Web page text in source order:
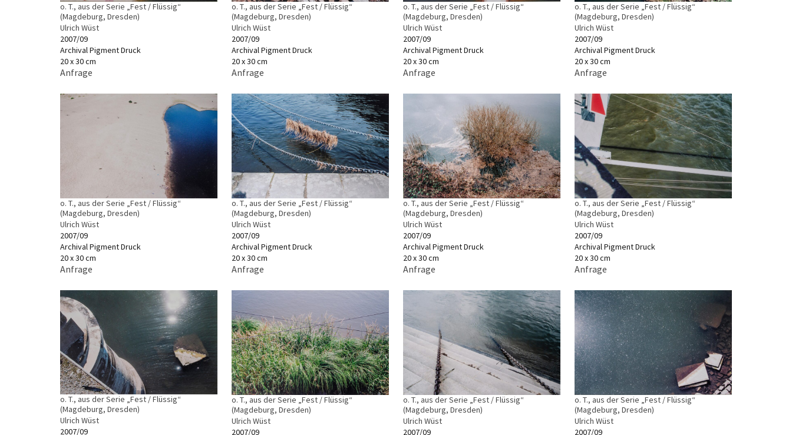
o. T., aus der Serie „Fest / Flüssig“
(Magdeburg, Dresden)
Ulrich Wüst
2007/09
Archival Pigment Druck
20 x 30 cm
Anfrage
o. T., aus der Serie „Fest / Flüssig“
(Magdeburg, Dresden)
Ulrich Wüst
2007/09
Archival Pigment Druck
20 x 30 cm
Anfrage
o. T., aus der Serie „Fest / Flüssig“
(Magdeburg, Dresden)
Ulrich Wüst
2007/09
Archival Pigment Druck
20 x 30 cm
Anfrage
o. T., aus der Serie „Fest / Flüssig“
(Magdeburg, Dresden)
Ulrich Wüst
2007/09
Archival Pigment Druck
20 x 30 cm
Anfrage
o. T., aus der Serie „Fest / Flüssig“
(Magdeburg, Dresden)
Ulrich Wüst
2007/09
Archival Pigment Druck
20 x 30 cm
Anfrage
o. T., aus der Serie „Fest / Flüssig“
(Magdeburg, Dresden)
Ulrich Wüst
2007/09
Archival Pigment Druck
20 x 30 cm
Anfrage
o. T., aus der Serie „Fest / Flüssig“
(Magdeburg, Dresden)
Ulrich Wüst
2007/09
Archival Pigment Druck
20 x 30 cm
Anfrage
o. T., aus der Serie „Fest / Flüssig“
(Magdeburg, Dresden)
Ulrich Wüst
2007/09
Archival Pigment Druck
20 x 30 cm
Anfrage
o. T., aus der Serie „Fest / Flüssig“
(Magdeburg, Dresden)
Ulrich Wüst
2007/09
o. T., aus der Serie „Fest / Flüssig“
(Magdeburg, Dresden)
Ulrich Wüst
2007/09
o. T., aus der Serie „Fest / Flüssig“
(Magdeburg, Dresden)
Ulrich Wüst
2007/09
o. T., aus der Serie „Fest / Flüssig“
(Magdeburg, Dresden)
Ulrich Wüst
2007/09